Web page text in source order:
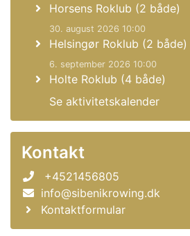
Horsens Roklub (2 både)
30. august 2026 10:00
Helsingør Roklub (2 både)
6. september 2026 10:00
Holte Roklub (4 både)
Se aktivitetskalender
Kontakt
+4521456805
info@sibenikrowing.dk
Kontaktformular